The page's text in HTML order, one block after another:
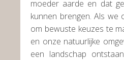
moeder aarde en dat
kunnen brengen. Als we
om bewuste keuzes te
en onze natuurlijke
een landschap